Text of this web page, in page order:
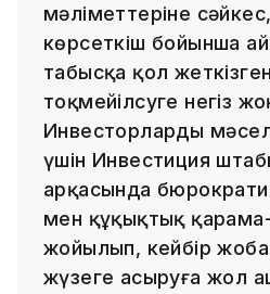
мәліметтеріне
көрсеткіш бойынша
табысқа қол
тоқмейілсуге негіз
Инвесторлардың
үшін Инвестиция
арқасында
мен құқықтық
жойылып, кейбір
жүзеге асыруға жол